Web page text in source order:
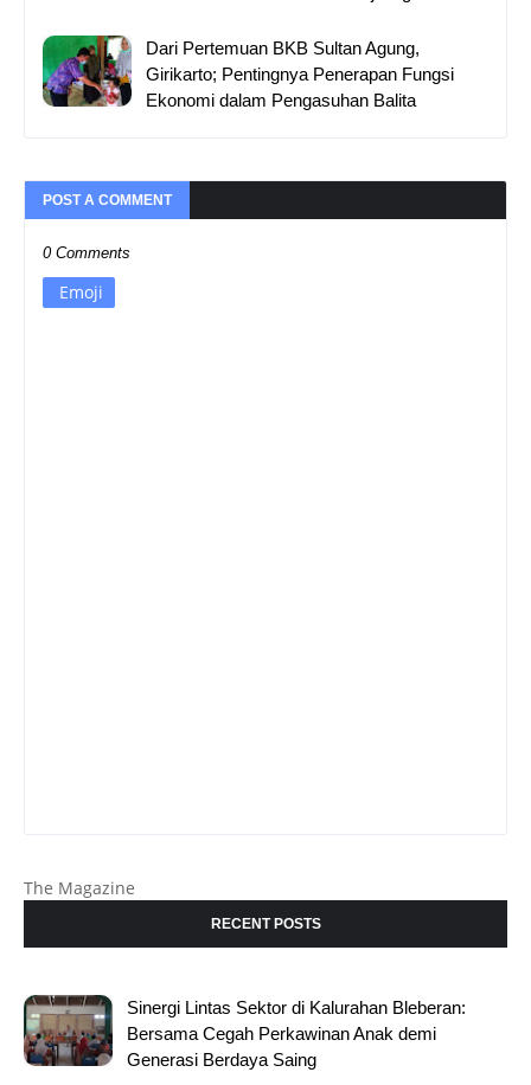
Dari Pertemuan BKB Sultan Agung,
Girikarto; Pentingnya Penerapan Fungsi
Ekonomi dalam Pengasuhan Balita
POST A COMMENT
0 Comments
Emoji
The Magazine
RECENT POSTS
Sinergi Lintas Sektor di Kalurahan Bleberan:
Bersama Cegah Perkawinan Anak demi
Generasi Berdaya Saing